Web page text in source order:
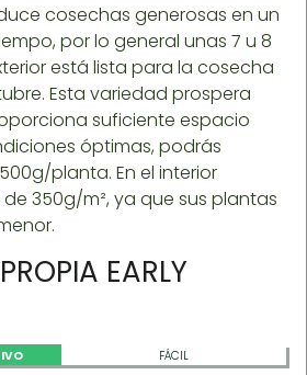
cosechas generosas en un
por lo general unas 7 u 8
está lista para la cosecha
Esta variedad prospera
suficiente espacio
óptimas, podrás
planta. En el interior
350g/m², ya que sus plantas
EARLY
FÁCIL